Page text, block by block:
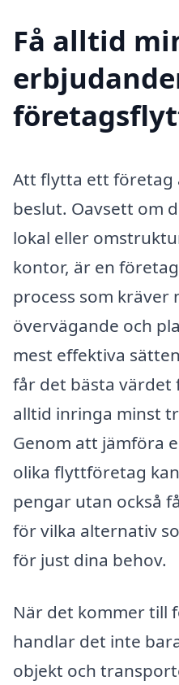
Få alltid
Att flytta ett företag
beslut. Oavsett om
lokal eller
kontor, är en
process som kräver
övervägande och
mest effektiva
får det bästa
alltid inringa minst
Genom att jämföra
olika flyttföretag
pengar utan också
för vilka alternativ
för just dina behov.
När det kommer till
handlar det inte
objekt och